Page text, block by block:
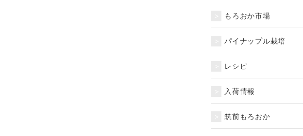
もろおか市場
パイナップル栽培
レシピ
入荷情報
筑前もろおか